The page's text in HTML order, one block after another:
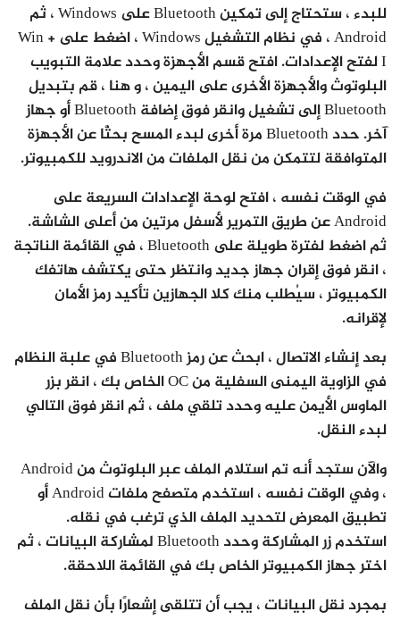
للبدء ، ستحتاج إلى تمكين Bluetooth على Windows ، ثم
Android ، في نظام التشغيل Windows ، اضغط على Win +
I لفتح الإعدادات. افتح قسم الأجهزة وحدد علامة التبويب
البلوتوث والأجهزة الأخرى على اليمين ، و هنا ، قم بتبديل
Bluetooth إلى تشغيل وانقر فوق إضافة Bluetooth أو جهاز
آخر. حدد Bluetooth مرة أخرى لبدء المسح بحثًا عن الأجهزة
المتوافقة لتتمكن من نقل الملفات من الاندرويد للكمبيوتر.
في الوقت نفسه ، افتح لوحة الإعدادات السريعة على
Android عن طريق التمرير لأسفل مرتين من أعلى الشاشة.
ثم اضغط لفترة طويلة على Bluetooth ، في القائمة الناتجة
، انقر فوق إقران جهاز جديد وانتظر حتى يكتشف هاتفك
الكمبيوتر ، سيُطلب منك كلا الجهازين تأكيد رمز الأمان
لإقرانه.
بعد إنشاء الاتصال ، ابحث عن رمز Bluetooth في علبة النظام
في الزاوية اليمنى السفلية من OC الخاص بك ، انقر بزر
الماوس الأيمن عليه وحدد تلقي ملف ، ثم انقر فوق التالي
لبدء النقل.
والآن ستجد أنه تم استلام الملف عبر البلوتوث من Android
، وفي الوقت نفسه ، استخدم متصفح ملفات Android أو
تطبيق المعرض لتحديد الملف الذي ترغب في نقله.
استخدم زر المشاركة وحدد Bluetooth لمشاركة البيانات ، ثم
اختر جهاز الكمبيوتر الخاص بك في القائمة اللاحقة.
بمجرد نقل البيانات ، يجب أن تتلقى إشعارًا بأن نقل الملف